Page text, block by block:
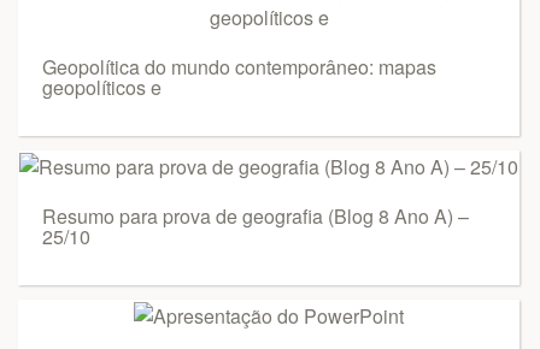
Geopolítica do mundo contemporâneo: mapas
geopolíticos e
Resumo para prova de geografia (Blog 8 Ano A) –
25/10